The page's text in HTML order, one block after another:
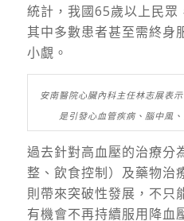
統計，我國65歲以上民眾
其中多數患者甚至需終身
小覷。
安南醫院心臟內科主任林志展表
是引發心血管疾病、腦中風
過去針對高血壓的治療分
整、飲食控制）及藥物治
則帶來突破性發展，不只
有機會不再持續服用降血